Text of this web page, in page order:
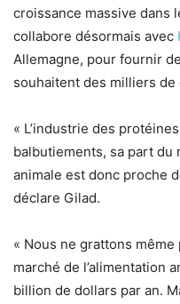
croissance massive dans
collabore désormais avec
Allemagne, pour fournir
souhaitent des milliers de
« L’industrie des
balbutiements, sa part du
animale est donc proche
déclare Gilad.
« Nous ne grattons même
marché de l’alimentation
billion de dollars par an.